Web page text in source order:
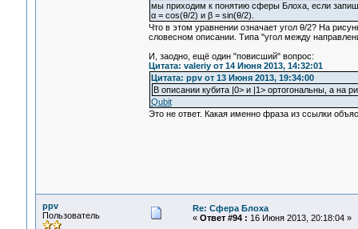
мы приходим к понятию сферы Блоха, если
α = cos(θ/2) и β = sin(θ/2).
Что в этом уравнении означает угол θ/2? На
словесном описании. Типа "угол между
И, заодно, ещё один "повисший" вопрос:
Цитата: valeriy от 14 Июня 2013, 14:32:01
Цитата: ppv от 13 Июня 2013, 19:34:00
В описании кубита |0> и |1> ортогональны, а на
Qubit
Это не ответ. Какая именно фраза из ссылки
ppv
Пользователь
Re: Сфера Блоха
« Ответ #94 : 16 Июня 2013, 20:18:04 »